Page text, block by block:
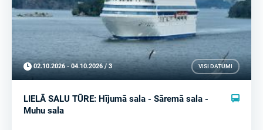
02.10.2026 - 04.10.2026 / 3 VISI DATUMI
LIELĀ SALU TŪRE: Hījumā sala - Sāremā sala -
Muhu sala